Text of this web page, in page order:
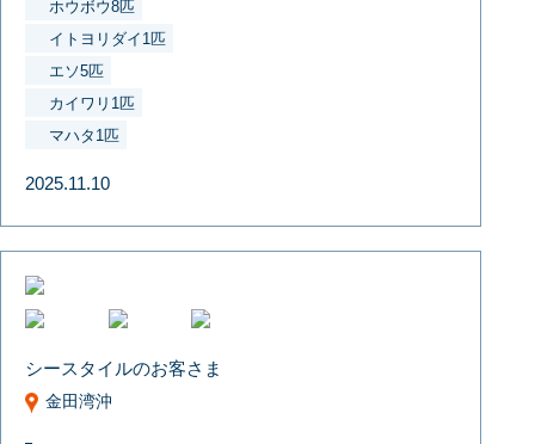
ホウボウ8匹
イトヨリダイ1匹
エソ5匹
カイワリ1匹
マハタ1匹
2025.11.10
シースタイルのお客さま
金田湾沖